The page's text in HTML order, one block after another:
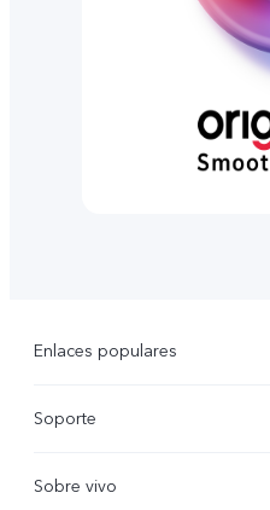
Enlaces populares
X300
Soporte
Sobre vivo